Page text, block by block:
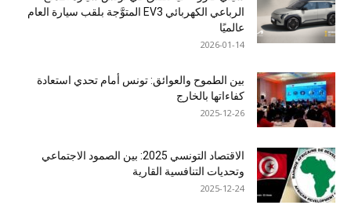
الرباعي الكهربائي EV3 المتوَّجة بلقب سيارة العام
عالميًا
2026-01-14
بين الطموح والعوائق: تونس أمام تحدي استعادة
كفاءاتها بالخارج
2025-12-26
الاقتصاد التونسي 2025: بين الصمود الاجتماعي
وتحديات التنافسية القارية
2025-12-24